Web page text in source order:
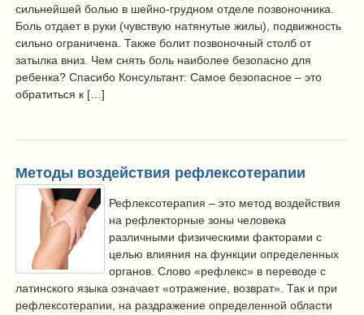
сильнейшей болью в шейно-грудном отделе позвоночника.
Боль отдает в руки (чувствую натянутые жилы), подвижность
сильно ограничена. Также болит позвоночный столб от
затылка вниз. Чем снять боль наиболее безопасно для
ребенка? Спасибо Консультант: Самое безопасное – это
обратиться к […]
Методы воздействия рефлексотерапии
Рефлексотерапия – это метод воздействия
на рефлекторные зоны человека
различными физическими факторами с
целью влияния на функции определенных
органов. Слово «рефлекс» в переводе с
латинского языка означает «отражение, возврат». Так и при
рефлексотерапии, на раздражение определенной области